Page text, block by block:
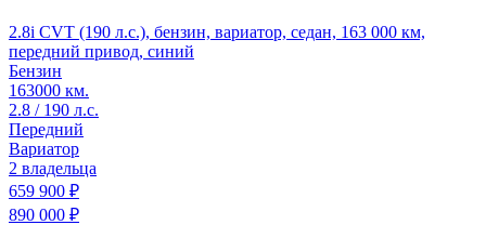
2.8i CVT (190 л.с.), бензин, вариатор, седан, 163 000 км,
передний привод, синий
Бензин
163000 км.
2.8 / 190 л.с.
Передний
Вариатор
2 владельца
659 900 ₽
890 000 ₽